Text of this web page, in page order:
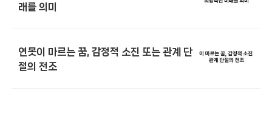
래를 의미
연못이 마르는 꿈, 감정적 소진 또는 관계 단
절의 전조